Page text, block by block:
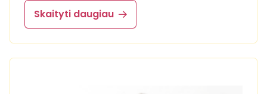
Skaityti daugiau